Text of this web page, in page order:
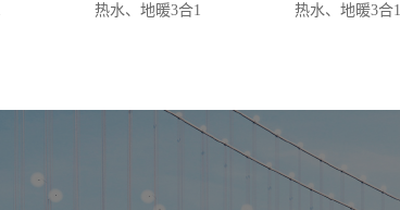
热水、地暖3合1
热水、地暖3合1